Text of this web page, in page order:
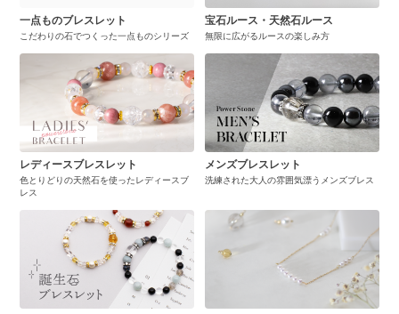
一点ものブレスレット
こだわりの石でつくった一点ものシリーズ
宝石ルース・天然石ルース
無限に広がるルースの楽しみ方
レディースブレスレット
色とりどりの天然石を使ったレディースブ
レス
メンズブレスレット
洗練された大人の雰囲気漂うメンズブレス